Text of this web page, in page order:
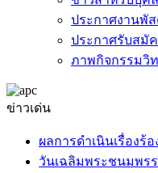
ประกาศงานพัส
ประกาศรับสมั
ภาพกิจกรรมวิ
ข่าวเด่น
ผลการดำเนินเรื่องร้
วันเฉลิมพระชนมพร